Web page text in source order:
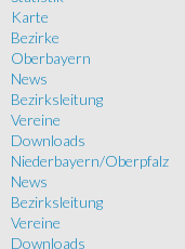
Karte
Bezirke
Oberbayern
News
Bezirksleitung
Vereine
Downloads
Niederbayern/Oberpfalz
News
Bezirksleitung
Vereine
Downloads